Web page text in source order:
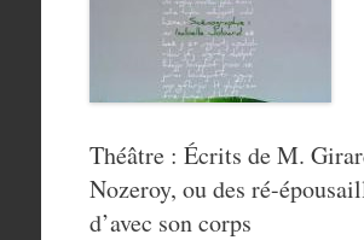
Théâtre : Écrits de M.
Nozeroy, ou des ré-
d’avec son corps